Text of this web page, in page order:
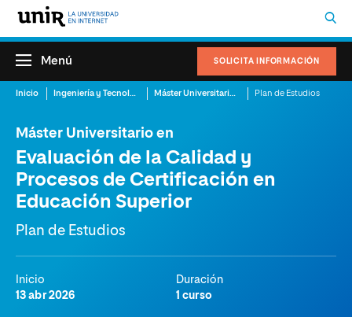
SOLICITA INFORMACIÓN
Menú
Inicio Ingeniería y Tecnología Máster Universitario en Evaluación de la Calidad y Procesos de Certificación en Educación Superior Plan de Estudios
Máster Universitario en
Evaluación de la Calidad y
Procesos de Certificación en
Educación Superior
Plan de Estudios
Inicio
13 abr 2026
Duración
1 curso